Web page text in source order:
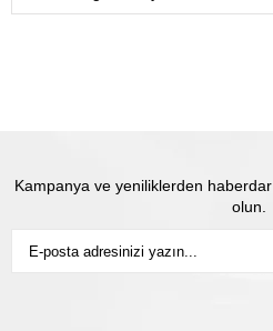
gönderiyoruz.
Kampanya ve yeniliklerden
olun.